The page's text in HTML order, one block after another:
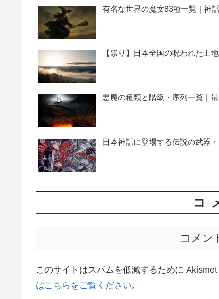
有名な世界の魔女83種一覧｜神
【祟り】日本全国の呪われた土
悪魔の種類と階級・序列一覧｜
日本神話に登場する伝説の武器
コ
コメン
このサイトはスパムを低減するために Akismet
はこちらをご覧ください。